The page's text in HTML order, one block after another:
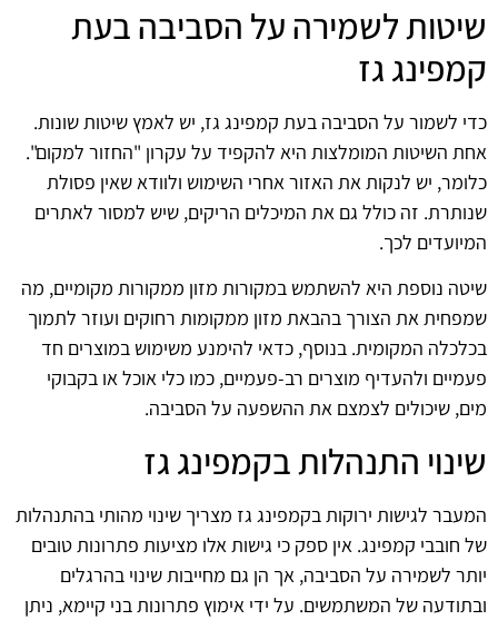
שיטות לשמירה על הסביבה בעת
קמפינג גז
כדי לשמור על הסביבה בעת קמפינג גז, יש לאמץ שיטות שונות.
אחת השיטות המומלצות היא להקפיד על עקרון "החזור למקום".
כלומר, יש לנקות את האזור אחרי השימוש ולוודא שאין פסולת
שנותרת. זה כולל גם את המיכלים הריקים, שיש למסור לאתרים
המיועדים לכך.
שיטה נוספת היא להשתמש במקורות מזון ממקורות מקומיים, מה
שמפחית את הצורך בהבאת מזון ממקומות רחוקים ועוזר לתמוך
בכלכלה המקומית. בנוסף, כדאי להימנע משימוש במוצרים חד
פעמיים ולהעדיף מוצרים רב-פעמיים, כמו כלי אוכל או בקבוקי
מים, שיכולים לצמצם את ההשפעה על הסביבה.
שינוי התנהלות בקמפינג גז
המעבר לגישות ירוקות בקמפינג גז מצריך שינוי מהותי בהתנהלות
של חובבי קמפינג. אין ספק כי גישות אלו מציעות פתרונות טובים
יותר לשמירה על הסביבה, אך הן גם מחייבות שינוי בהרגלים
ובתודעה של המשתמשים. על ידי אימוץ פתרונות בני קיימא, ניתן